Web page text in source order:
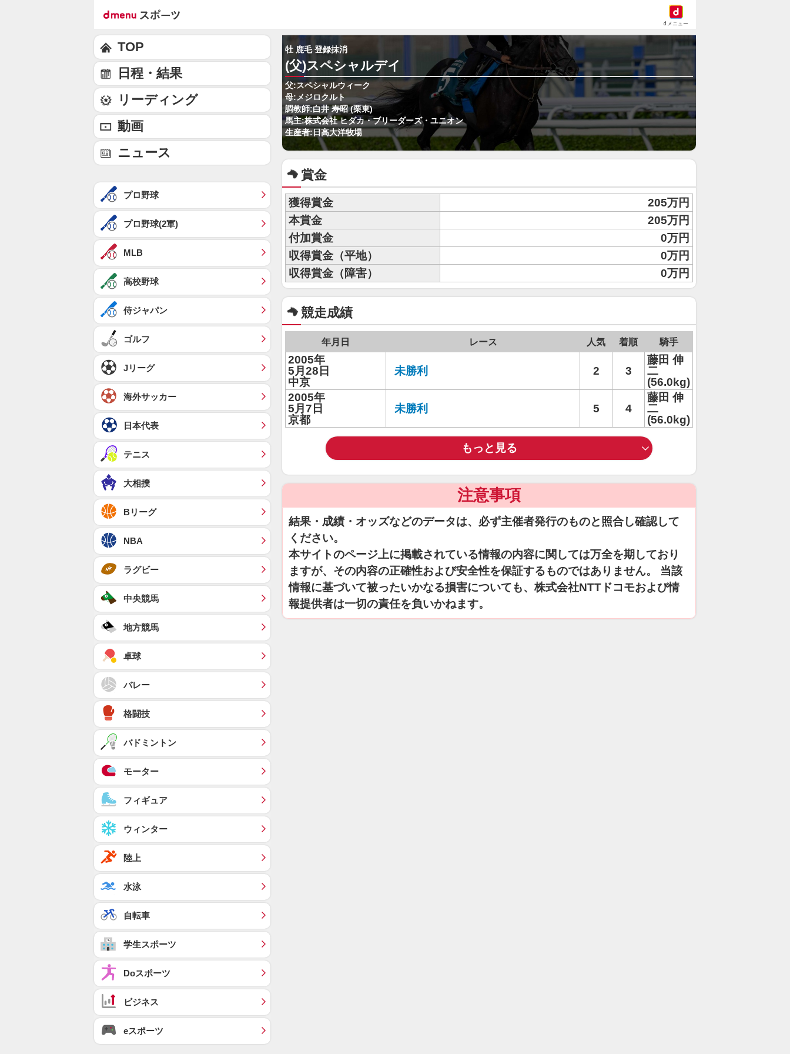
dメニュー
牡 鹿毛 登録抹消
(父)スペシャルデイ
父:スペシャルウィーク
母:メジロクルト
調教師:白井 寿昭 (栗東)
馬主:株式会社 ヒダカ・ブリーダーズ・ユニオン
生産者:日高大洋牧場
賞金
獲得賞金
205万円
本賞金
205万円
付加賞金
0万円
収得賞金（平地）
0万円
収得賞金（障害）
0万円
競走成績
年月日 レース 人気 着順 騎手
2005年
5月28日
中京
未勝利 2 3
藤田 伸
二
(56.0kg)
2005年
5月7日
京都
未勝利 5 4
藤田 伸
二
(56.0kg)
もっと見る
注意事項
結果・成績・オッズなどのデータは、必ず主催者発行のものと照合し確認して
ください。
本サイトのページ上に掲載されている情報の内容に関しては万全を期しており
ますが、その内容の正確性および安全性を保証するものではありません。 当該
情報に基づいて被ったいかなる損害についても、株式会社NTTドコモおよび情
報提供者は一切の責任を負いかねます。
TOP
日程・結果
リーディング
動画
ニュース
プロ野球
プロ野球(2軍)
MLB
高校野球
侍ジャパン
ゴルフ
Jリーグ
海外サッカー
日本代表
テニス
大相撲
Bリーグ
NBA
ラグビー
中央競馬
地方競馬
卓球
バレー
格闘技
バドミントン
モーター
フィギュア
ウィンター
陸上
水泳
自転車
学生スポーツ
Doスポーツ
ビジネス
eスポーツ